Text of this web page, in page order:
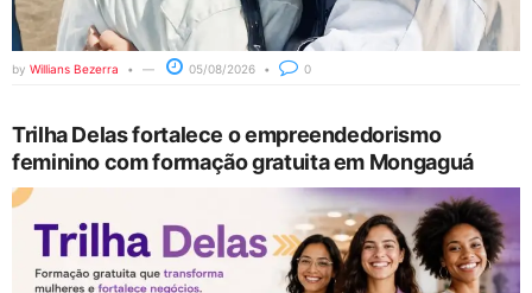
by Willians Bezerra 05/08/2026 0
Trilha Delas fortalece o empreendedorismo
feminino com formação gratuita em Mongaguá